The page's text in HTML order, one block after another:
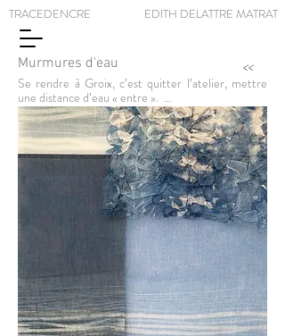
TRACEDENCRE EDITH DELATTRE MATRAT
Murmures d'eau
<<
Se rendre à Groix, c’est quitter l’atelier, mettre
une distance d’eau « entre ».
L’acte de traverser est important, le plongeon,
l’immersion dans le bleu, commencent là.
Chaque sentier mène à l’eau, l’air est saturé de
son parfum.
Contempler « le bleu, les bleus », c’est prendre la
mesure du vent, moteur sensible qui met en
marche les vagues. Clapotis, remous, houle
induisent leurs propres lignes, leurs propres
nuances, leurs propres murmures. Assembler une
collection multicolore éphémère de galets, c’est
prendre la mesure de la force de l’eau sur la
pierre.
J’ai savouré plier, lier, froisser la tarlatane, prendre
l’empreinte des galets, pour tenter de restituer la
rumeur de l’océan, la respiration des algues, la
mémoire des cailloux …